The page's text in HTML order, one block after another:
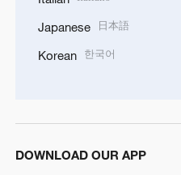
Japanese 日本語
Korean 한국어
DOWNLOAD OUR APP